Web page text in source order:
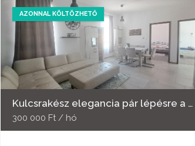
AZONNAL KÖLTÖZHETŐ
Kulcsrakész elegancia pár lépésre a Király utcától
300 000 Ft / hó